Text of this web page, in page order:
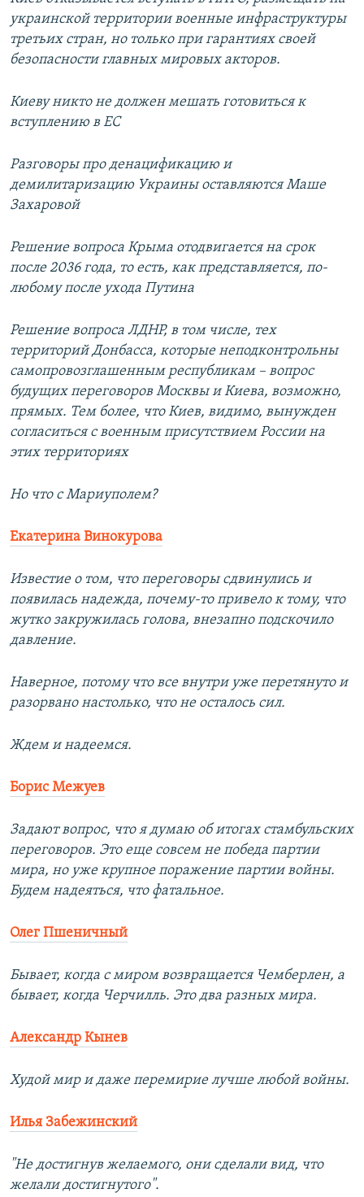
украинской территории военные инфраструктуры
третьих стран, но только при гарантиях своей
безопасности главных мировых акторов.
Киеву никто не должен мешать готовиться к
вступлению в ЕС
Разговоры про денацификацию и
демилитаризацию Украины оставляются Маше
Захаровой
Решение вопроса Крыма отодвигается на срок
после 2036 года, то есть, как представляется, по-
любому после ухода Путина
Решение вопроса ЛДНР, в том числе, тех
территорий Донбасса, которые неподконтрольны
самопровозглашенным республикам – вопрос
будущих переговоров Москвы и Киева, возможно,
прямых. Тем более, что Киев, видимо, вынужден
согласиться с военным присутствием России на
этих территориях
Но что с Мариуполем?
Екатерина Винокурова
Известие о том, что переговоры сдвинулись и
появилась надежда, почему-то привело к тому, что
жутко закружилась голова, внезапно подскочило
давление.
Наверное, потому что все внутри уже перетянуто и
разорвано настолько, что не осталось сил.
Ждем и надеемся.
Борис Межуев
Задают вопрос, что я думаю об итогах стамбульских
переговоров. Это еще совсем не победа партии
мира, но уже крупное поражение партии войны.
Будем надеяться, что фатальное.
Олег Пшеничный
Бывает, когда с миром возвращается Чемберлен, а
бывает, когда Черчилль. Это два разных мира.
Александр Кынев
Худой мир и даже перемирие лучше любой войны.
Илья Забежинский
"Не достигнув желаемого, они сделали вид, что
желали достигнутого".